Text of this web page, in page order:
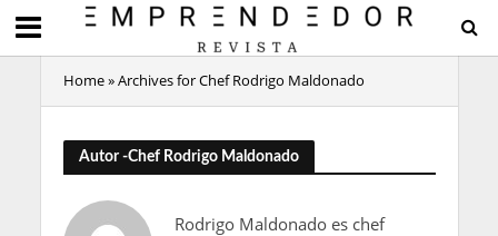
Home»Archives for Chef Rodrigo Maldonado
Autor -Chef Rodrigo Maldonado
Rodrigo Maldonado es chef